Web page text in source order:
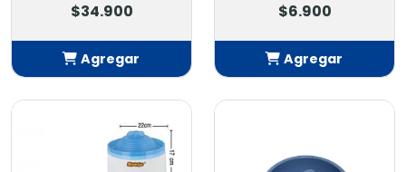
$34.900
Agregar
Añadido
$6.900
Agregar
Añadido